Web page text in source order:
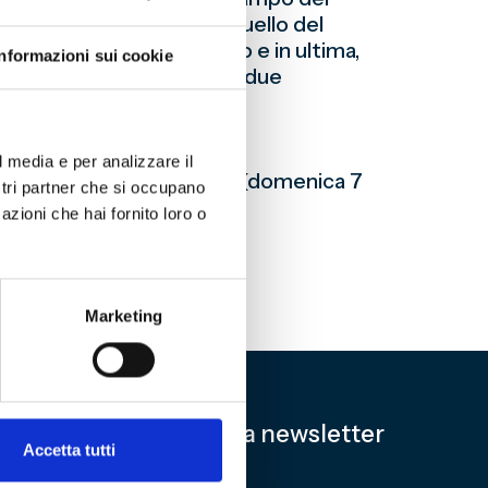
sui cookie
e per analizzare il
partner che si occupano
che hai fornito loro o
Marketing
Accetta tutti
di Gesù Cristo e in quello del
posizione nel primo e in ultima,
lo svolgimento delle due
4-2Prima Semifinale (domenica 7
Parigi 4-3
Iscriviti alla newsletter